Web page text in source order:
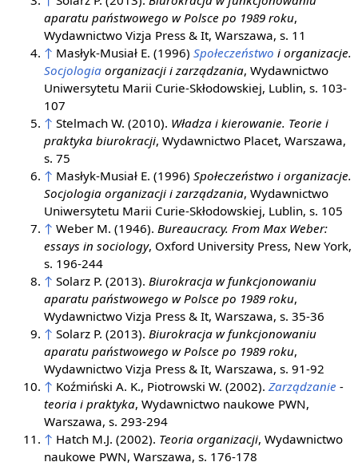
aparatu państwowego w Polsce po 1989 roku,
Wydawnictwo Vizja Press & It, Warszawa, s. 11
↑ Masłyk-Musiał E. (1996)Społeczeństwo i organizacje.
Socjologia organizacji i zarządzania, Wydawnictwo
Uniwersytetu Marii Curie-Skłodowskiej, Lublin, s. 103-
107
↑ Stelmach W. (2010). Władza i kierowanie. Teorie i
praktyka biurokracji, Wydawnictwo Placet, Warszawa,
s. 75
↑ Masłyk-Musiał E. (1996)Społeczeństwo i organizacje.
Socjologia organizacji i zarządzania, Wydawnictwo
Uniwersytetu Marii Curie-Skłodowskiej, Lublin, s. 105
↑ Weber M. (1946).Bureaucracy. From Max Weber:
essays in sociology, Oxford University Press, New York,
s. 196-244
↑ Solarz P. (2013).Biurokracja w funkcjonowaniu
aparatu państwowego w Polsce po 1989 roku,
Wydawnictwo Vizja Press & It, Warszawa, s. 35-36
↑ Solarz P. (2013).Biurokracja w funkcjonowaniu
aparatu państwowego w Polsce po 1989 roku,
Wydawnictwo Vizja Press & It, Warszawa, s. 91-92
↑ Koźmiński A. K., Piotrowski W. (2002).Zarządzanie -
teoria i praktyka, Wydawnictwo naukowe PWN,
Warszawa, s. 293-294
↑ Hatch M.J. (2002). Teoria organizacji, Wydawnictwo
naukowe PWN, Warszawa, s. 176-178